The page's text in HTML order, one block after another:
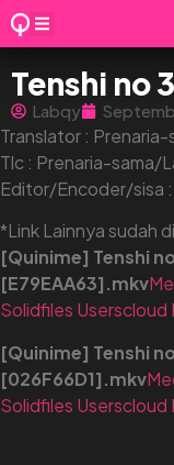
Tenshi no
Labqy
Translator : Prenaria-
Tlc : Prenaria-sama/
Editor/Encoder/sisa
*Link Lainnya sudah
[Quinime] Tenshi
[E79EAA63].mkv
Solidfiles Userscloud
[Quinime] Tenshi
[026F66D1].mkv
Solidfiles Userscloud